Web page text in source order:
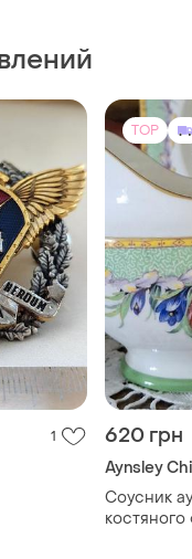
1
TOP
620 грн
Aynsley
Соусник